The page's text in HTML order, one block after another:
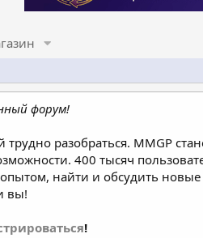
форум!
трудно разобраться. MMGP
400 тысяч
найти и обсудить
вы!
!